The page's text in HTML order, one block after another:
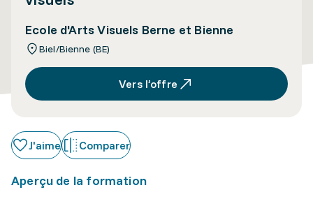
Ecole d'Arts Visuels Berne et Bienne
Biel/Bienne (BE)
Vers l’offre
J'aime Comparer
Aperçu de la formation